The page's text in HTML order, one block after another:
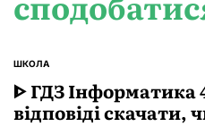
ОПУБЛІКУВАТИ
У
ШКОЛА
ᐈ ГДЗ Інформатика
відповіді скачати,